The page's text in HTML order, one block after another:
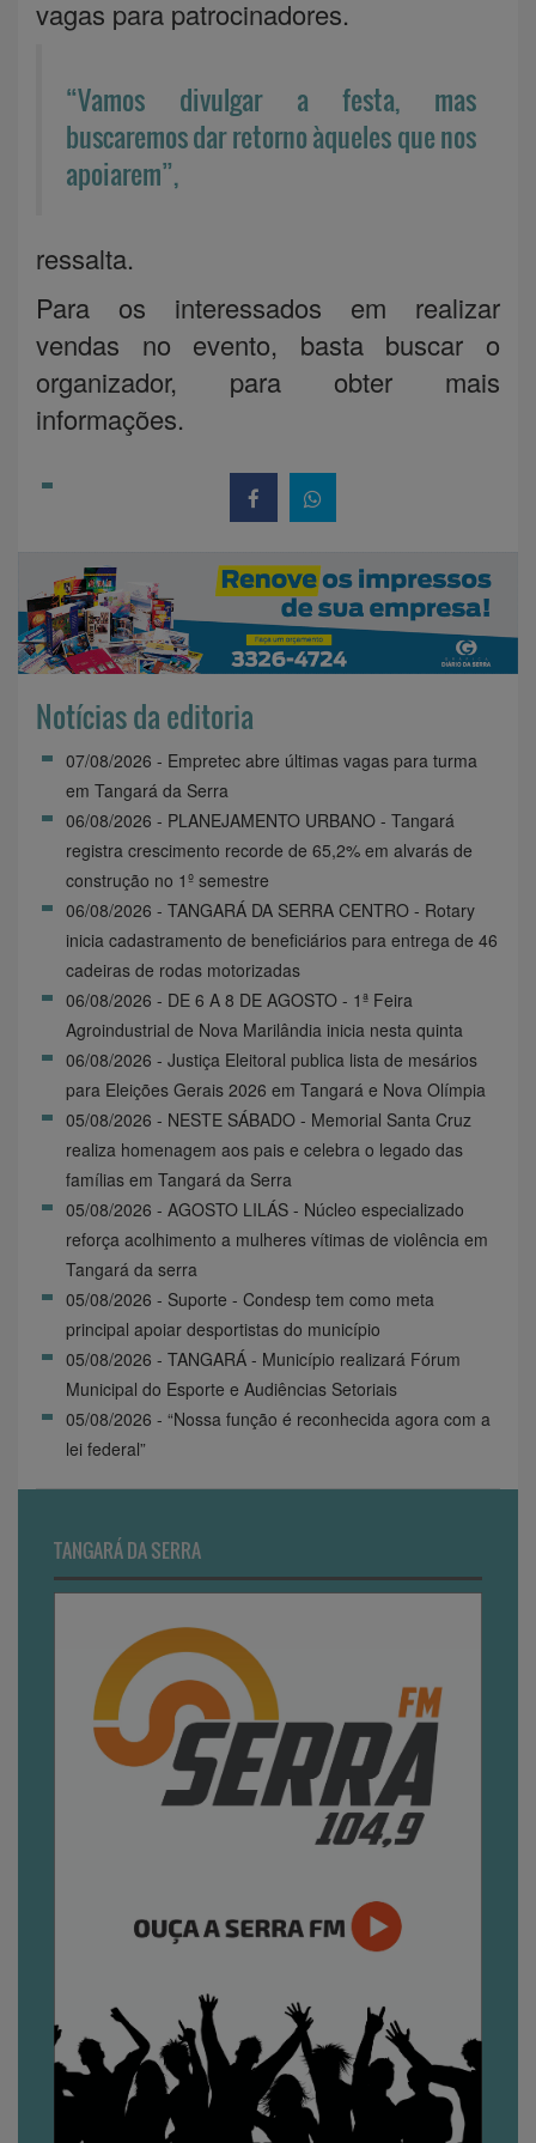
vagas para patrocinadores.
“Vamos divulgar a festa, mas
buscaremos dar retorno àqueles que nos
apoiarem”,
ressalta.
Para os interessados em realizar
vendas no evento, basta buscar o
organizador, para obter mais
informações.
Notícias da editoria
07/08/2026 - Empretec abre últimas vagas para turma
em Tangará da Serra
06/08/2026 - PLANEJAMENTO URBANO - Tangará
registra crescimento recorde de 65,2% em alvarás de
construção no 1º semestre
06/08/2026 - TANGARÁ DA SERRA CENTRO - Rotary
inicia cadastramento de beneficiários para entrega de 46
cadeiras de rodas motorizadas
06/08/2026 - DE 6 A 8 DE AGOSTO - 1ª Feira
Agroindustrial de Nova Marilândia inicia nesta quinta
06/08/2026 - Justiça Eleitoral publica lista de mesários
para Eleições Gerais 2026 em Tangará e Nova Olímpia
05/08/2026 - NESTE SÁBADO - Memorial Santa Cruz
realiza homenagem aos pais e celebra o legado das
famílias em Tangará da Serra
05/08/2026 - AGOSTO LILÁS - Núcleo especializado
reforça acolhimento a mulheres vítimas de violência em
Tangará da serra
05/08/2026 - Suporte - Condesp tem como meta
principal apoiar desportistas do município
05/08/2026 - TANGARÁ - Município realizará Fórum
Municipal do Esporte e Audiências Setoriais
05/08/2026 - “Nossa função é reconhecida agora com a
lei federal”
TANGARÁ DA SERRA